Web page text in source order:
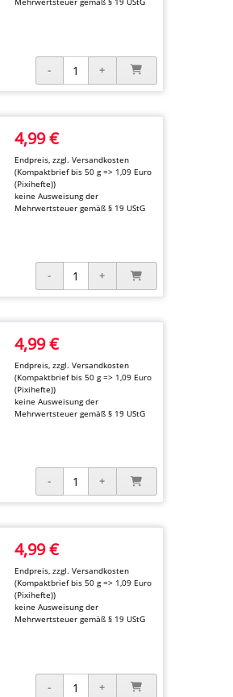
Mehrwertsteuer gemäß § 19 UStG
4,99 €
Endpreis, zzgl.Versandkosten
(Kompaktbrief bis 50 g => 1,09 Euro
(Pixihefte))
keine Ausweisung der
Mehrwertsteuer gemäß § 19 UStG
4,99 €
Endpreis, zzgl.Versandkosten
(Kompaktbrief bis 50 g => 1,09 Euro
(Pixihefte))
keine Ausweisung der
Mehrwertsteuer gemäß § 19 UStG
4,99 €
Endpreis, zzgl.Versandkosten
(Kompaktbrief bis 50 g => 1,09 Euro
(Pixihefte))
keine Ausweisung der
Mehrwertsteuer gemäß § 19 UStG